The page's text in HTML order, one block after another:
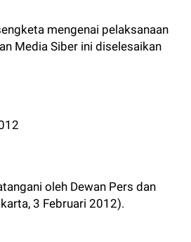
mengenai pelaksanaan
Media Siber ini diselesaikan
oleh Dewan Pers dan
3 Februari 2012).